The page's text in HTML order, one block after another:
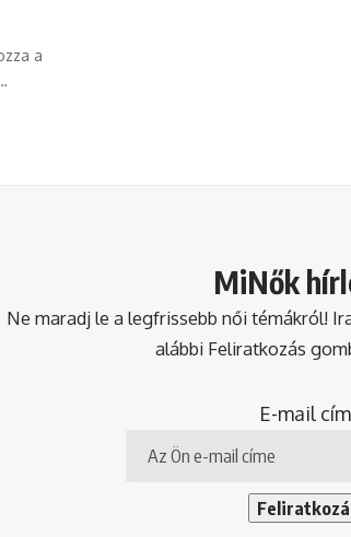
a
MiNők
Ne maradj le a legfrissebb női témákról!
alábbi Feliratkozás
E-mail